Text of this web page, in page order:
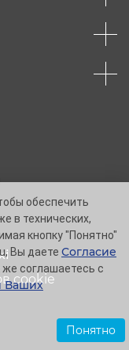
cookie
обеспечить
в технических,
кнопку "Понятно"
Вы даете Согласие
соглашаетесь с
Ваших
Понятно